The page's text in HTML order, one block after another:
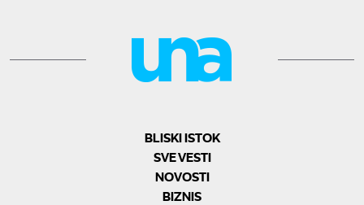
BLISKI ISTOK
SVE VESTI
NOVOSTI
BIZNIS